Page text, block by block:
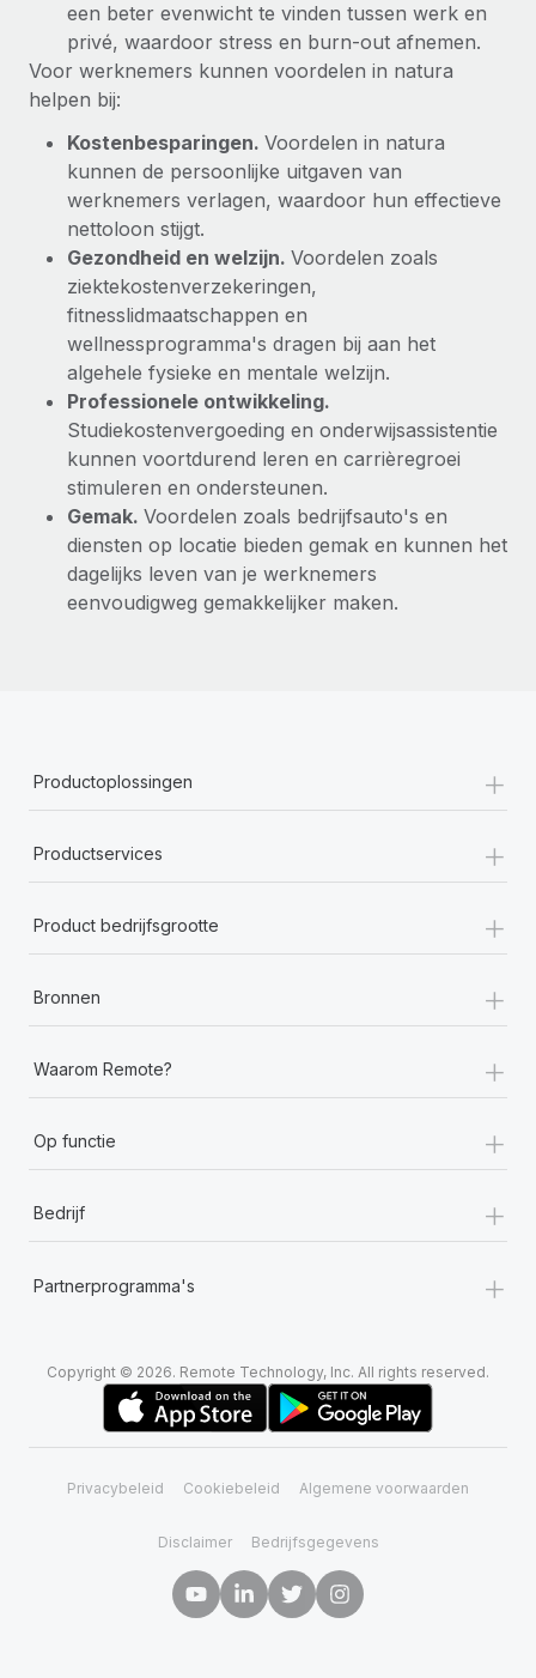
een beter evenwicht te vinden tussen werk en
privé, waardoor stress en burn-out afnemen.
Voor werknemers kunnen voordelen in natura
helpen bij:
Kostenbesparingen. Voordelen in natura
kunnen de persoonlijke uitgaven van
werknemers verlagen, waardoor hun effectieve
nettoloon stijgt.
Gezondheid en welzijn. Voordelen zoals
ziektekostenverzekeringen,
fitnesslidmaatschappen en
wellnessprogramma's dragen bij aan het
algehele fysieke en mentale welzijn.
Professionele ontwikkeling.
Studiekostenvergoeding en onderwijsassistentie
kunnen voortdurend leren en carrièregroei
stimuleren en ondersteunen.
Gemak. Voordelen zoals bedrijfsauto's en
diensten op locatie bieden gemak en kunnen het
dagelijks leven van je werknemers
eenvoudigweg gemakkelijker maken.
Productoplossingen +
Productservices +
Product bedrijfsgrootte +
Bronnen +
Waarom Remote? +
Op functie +
Bedrijf +
Partnerprogramma's +
Copyright © 2026. Remote Technology, Inc. All rights reserved.
Privacybeleid Cookiebeleid Algemene voorwaarden
Disclaimer Bedrijfsgegevens